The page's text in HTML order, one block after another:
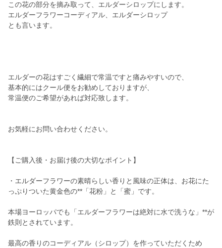
この花の部分を摘み取って、エルダーシロップにします。
エルダーフラワーコーディアル、エルダーシロップ
とも言います。
エルダーの花はすごく繊細で常温ですと痛みやすいので、
基本的にはクール便をお勧めしておりますが、
常温便のご希望があれば対応致します。
お気軽にお問い合わせください。
【ご購入後・お届け後の大切なポイント】
・エルダーフラワーの素晴らしい香りと風味の正体は、お花にた
っぷりついた黄金色の**「花粉」と「蜜」です。
本場ヨーロッパでも「エルダーフラワーは絶対に水で洗うな」**が
鉄則とされています。
最高の香りのコーディアル（シロップ）を作っていただくため